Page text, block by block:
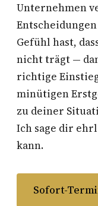
Unternehmen
Gefühl hast,
nicht trägt —
richtige
minütigen
zu deiner
Ich sage dir
kann.
Sofort-